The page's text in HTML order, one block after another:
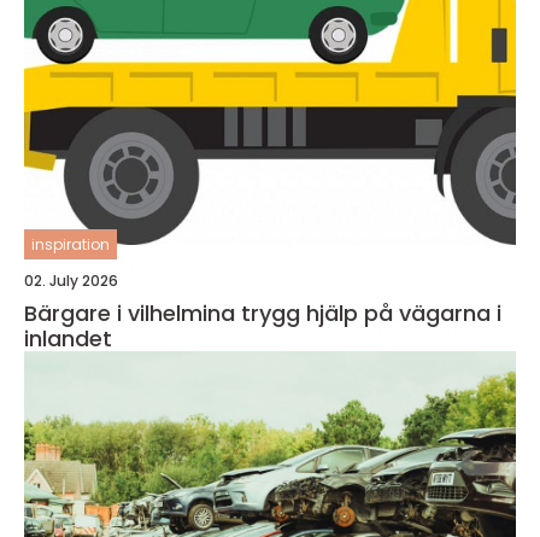
inspiration
02. July 2026
Bärgare i vilhelmina trygg hjälp på vägarna i
inlandet